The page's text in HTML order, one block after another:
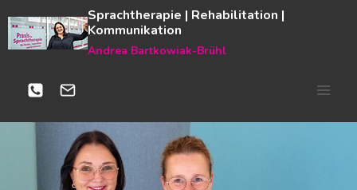
Inhalt
springen
Sprachtherapie | Rehabilitation |
Kommunikation
Andrea Bartkowiak-Brühl